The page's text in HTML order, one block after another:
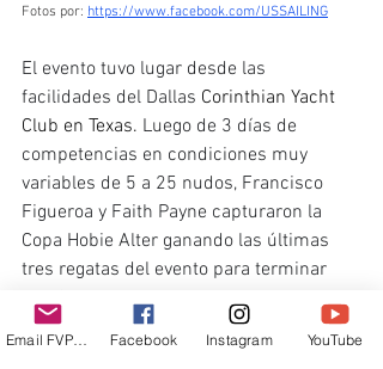
Fotos por: https://www.facebook.com/USSAILING
El evento tuvo lugar desde las
facilidades del Dallas Corinthian Yacht
Club en Texas. Luego de 3 días de
competencias en condiciones muy
variables de 5 a 25 nudos, Francisco
Figueroa y Faith Payne capturaron la
Copa Hobie Alter ganando las últimas
tres regatas del evento para terminar
con 35 puntos.
Ver resultados de las 13 carreras en:
Email FVPUR Facebook Instagram YouTube